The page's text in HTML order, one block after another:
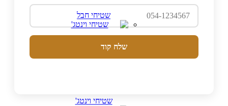
שטיחי חבל
שטיחי וינטג'
שלח קוד